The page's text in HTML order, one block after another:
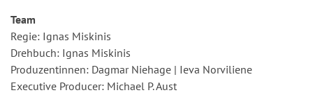
Team
Regie: Ignas Miskinis
Drehbuch: Ignas Miskinis
Produzentinnen: Dagmar Niehage | Ieva Norviliene
Executive Producer: Michael P. Aust